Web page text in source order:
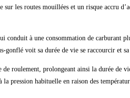
les routes mouillées et un risque accru
conduit à une consommation de carburant
gonflé voit sa durée de vie se raccourcir et
de roulement, prolongeant ainsi la durée de
pression habituelle en raison des